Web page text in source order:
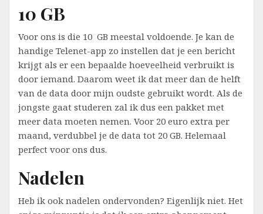
10 GB
Voor ons is die 10 GB meestal voldoende. Je kan de
handige Telenet-app zo instellen dat je een bericht
krijgt als er een bepaalde hoeveelheid verbruikt is
door iemand. Daarom weet ik dat meer dan de helft
van de data door mijn oudste gebruikt wordt. Als de
jongste gaat studeren zal ik dus een pakket met
meer data moeten nemen. Voor 20 euro extra per
maand, verdubbel je de data tot 20 GB. Helemaal
perfect voor ons dus.
Nadelen
Heb ik ook nadelen ondervonden? Eigenlijk niet. Het